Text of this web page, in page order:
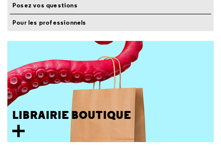
Posez vos questions
Pour les professionnels
LIBRAIRIE BOUTIQUE